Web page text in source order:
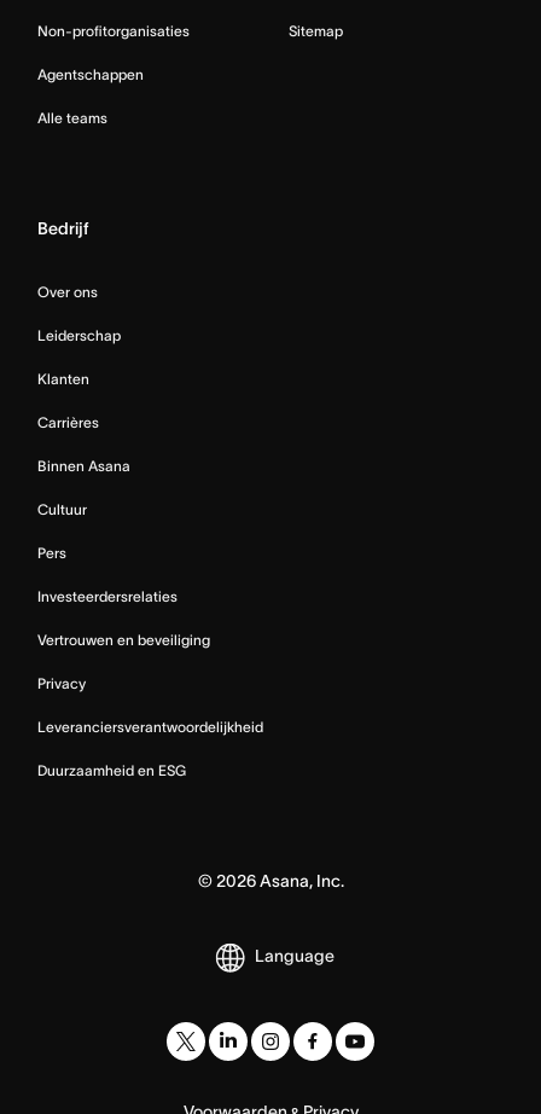
Non-profitorganisaties
Agentschappen
Alle teams
Sitemap
Bedrijf
Over ons
Leiderschap
Klanten
Carrières
Binnen Asana
Cultuur
Pers
Investeerdersrelaties
Vertrouwen en beveiliging
Privacy
Leveranciersverantwoordelijkheid
Duurzaamheid en ESG
© 2026Asana, Inc.
Language